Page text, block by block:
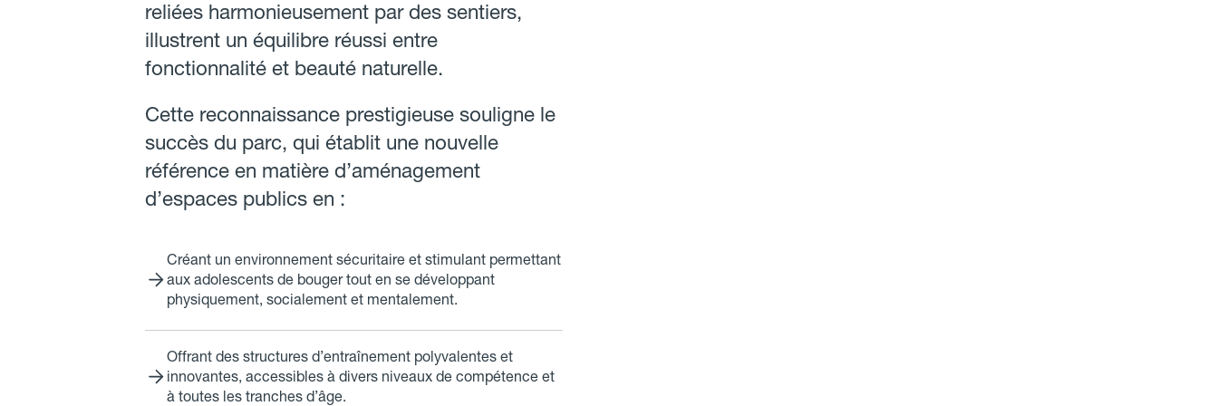
reliées harmonieusement par des sentiers,
illustrent un équilibre réussi entre
fonctionnalité et beauté naturelle.
Cette reconnaissance prestigieuse souligne le
succès du parc, qui établit une nouvelle
référence en matière d’aménagement
d’espaces publics en :
Créant un environnement sécuritaire et stimulant permettant
aux adolescents de bouger tout en se développant
physiquement, socialement et mentalement.
Offrant des structures d’entraînement polyvalentes et
innovantes, accessibles à divers niveaux de compétence et
à toutes les tranches d’âge.